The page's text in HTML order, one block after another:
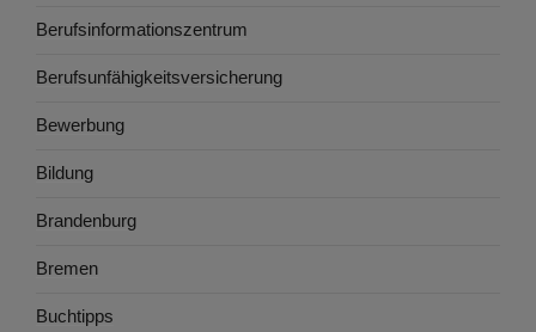
Berufsinformationszentrum
Berufsunfähigkeitsversicherung
Bewerbung
Bildung
Brandenburg
Bremen
Buchtipps